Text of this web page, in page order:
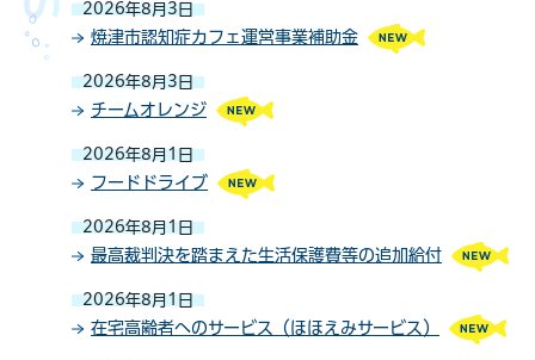
2026年8月3日
焼津市認知症カフェ運営事業補助金
2026年8月3日
チームオレンジ
2026年8月1日
フードドライブ
2026年8月1日
最高裁判決を踏まえた生活保護費等の追加給付
2026年8月1日
在宅高齢者へのサービス（ほほえみサービス）